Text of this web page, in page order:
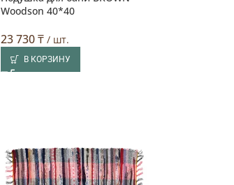
Woodson 40*40
23 730₸/ шт.
В КОРЗИНУ